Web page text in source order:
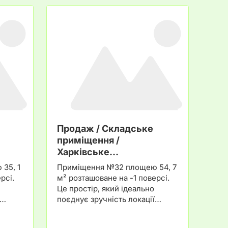
1
Продаж / Складське
приміщення /
Харківське…
Приміщення №32 площею 54, 7
м² розташоване на -1 поверсі.
Це простір, який ідеально
поєднує зручність локації…